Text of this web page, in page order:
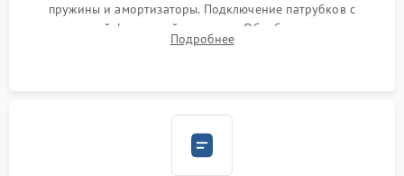
пружины и амортизаторы. Подключение патрубков с
надежной фиксацией хомутами. Обработка стыков
герметиком для предотвращения возможных протечек воды.
Подробнее